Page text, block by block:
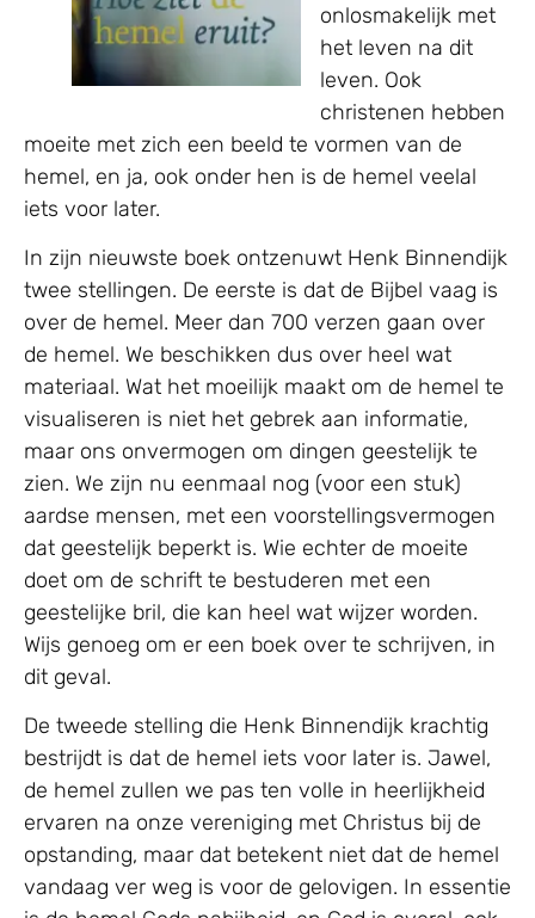
onlosmakelijk met
het leven na dit
leven. Ook
christenen hebben
moeite met zich een beeld te vormen van de
hemel, en ja, ook onder hen is de hemel veelal
iets voor later.
In zijn nieuwste boek ontzenuwt Henk Binnendijk
twee stellingen. De eerste is dat de Bijbel vaag is
over de hemel. Meer dan 700 verzen gaan over
de hemel. We beschikken dus over heel wat
materiaal. Wat het moeilijk maakt om de hemel te
visualiseren is niet het gebrek aan informatie,
maar ons onvermogen om dingen geestelijk te
zien. We zijn nu eenmaal nog (voor een stuk)
aardse mensen, met een voorstellingsvermogen
dat geestelijk beperkt is. Wie echter de moeite
doet om de schrift te bestuderen met een
geestelijke bril, die kan heel wat wijzer worden.
Wijs genoeg om er een boek over te schrijven, in
dit geval.
De tweede stelling die Henk Binnendijk krachtig
bestrijdt is dat de hemel iets voor later is. Jawel,
de hemel zullen we pas ten volle in heerlijkheid
ervaren na onze vereniging met Christus bij de
opstanding, maar dat betekent niet dat de hemel
vandaag ver weg is voor de gelovigen. In essentie